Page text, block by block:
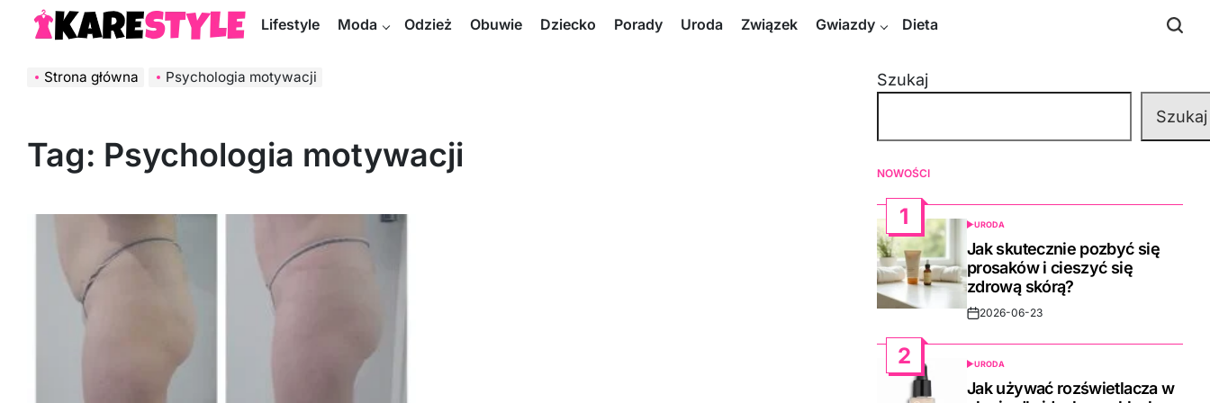
KareStyle.pl
Lifestyle Moda Odzież Obuwie Dziecko Porady Uroda Związek Gwiazdy Dieta
Strona główna Psychologia motywacji
Tag: Psychologia motywacji
Szukaj
Szukaj
NOWOŚCI
1
POSTED
IN
URODA
Jak skutecznie pozbyć się
prosaków i cieszyć się
zdrową skórą?
Post2026-06-23
2
POSTED
IN
URODA
Jak używać rozświetlacza w